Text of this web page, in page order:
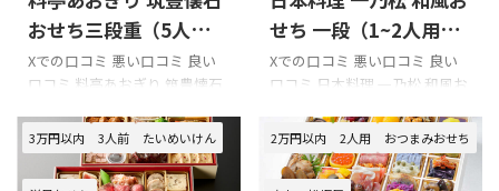
おせち三段重（5人用）
の口コミをまとめてみ
ました!!!
Xでの口コミ 悪い口コミ 良い
口コミ 料亭あおぎり 筑豊懐石
の際の参考に是非どうぞ!!! 「料
亭あおぎり 筑豊懐石おせち三
段重（5人用）」のXでの口コ
せち 一段（1~2人用・
送料込み・冷凍）の口
コミをまとめてみまし
た!!!
Xでの口コミ 悪い口コミ 良い
口コミ 日本料理 一乃松 和風お
み・冷凍）を購入の際の参考
に是非どうぞ!!! 「一乃松」のX
での口コミ 今年のおせちは一
3万円以内 3人前 たいめいけん 2万円以内 2人用 おつまみおせち